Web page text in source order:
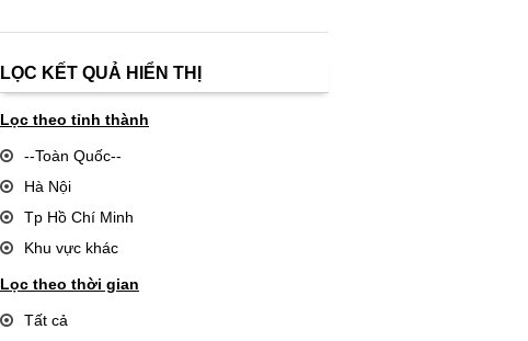
LỌC KẾT QUẢ HIỂN THỊ
Lọc theo tỉnh thành
--Toàn Quốc--
Hà Nội
Tp Hồ Chí Minh
Khu vực khác
Lọc theo thời gian
Tất cả